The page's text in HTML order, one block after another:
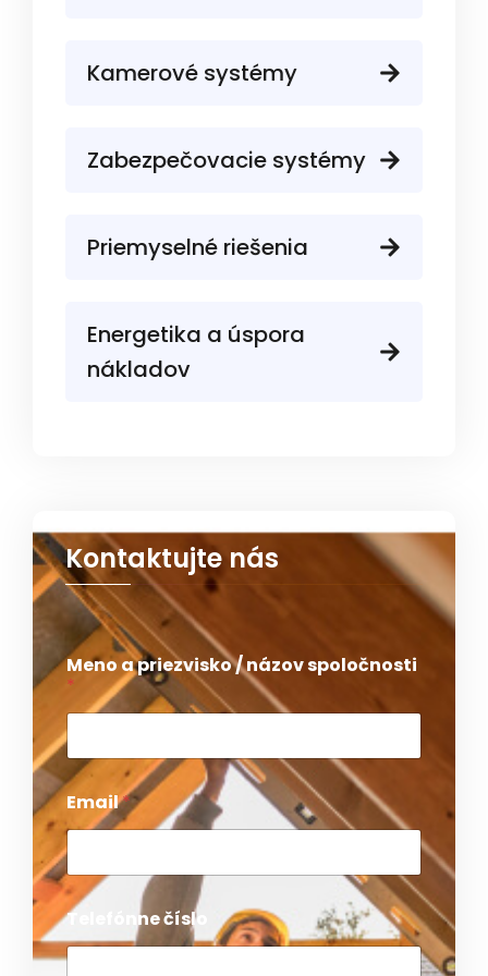
Kamerové systémy
Zabezpečovacie systémy
Priemyselné riešenia
Energetika a úspora
nákladov
Kontaktujte nás
Meno a priezvisko / názov spoločnosti
*
Email*
Telefónne číslo